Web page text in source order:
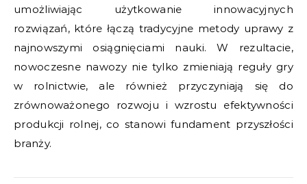
umożliwiając użytkowanie innowacyjnych
rozwiązań, które łączą tradycyjne metody uprawy z
najnowszymi osiągnięciami nauki. W rezultacie,
nowoczesne nawozy nie tylko zmieniają reguły gry
w rolnictwie, ale również przyczyniają się do
zrównoważonego rozwoju i wzrostu efektywności
produkcji rolnej, co stanowi fundament przyszłości
branży.